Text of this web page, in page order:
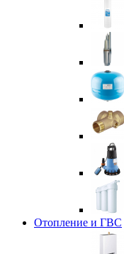
Отопление и ГВС